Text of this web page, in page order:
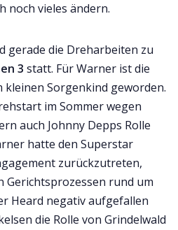
noch vieles ändern.
gerade die Dreharbeiten zu
3 statt. Für Warner ist die
kleinen Sorgenkind geworden.
im Sommer wegen
auch Johnny Depps Rolle
hatte den Superstar
zurückzutreten,
Gerichtsprozessen rund um
Heard negativ aufgefallen
die Rolle von Grindelwald